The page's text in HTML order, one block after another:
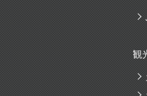
観